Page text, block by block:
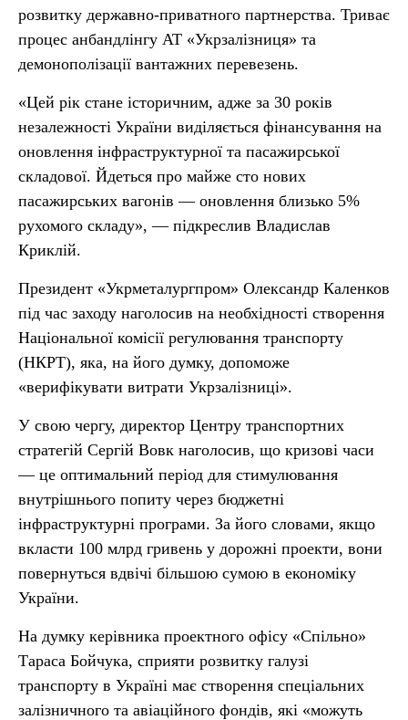
розвитку державно-приватного партнерства. Триває
процес анбандлінгу АТ «Укрзалізниця» та
демонополізації вантажних перевезень.
«Цей рік стане історичним, адже за 30 років
незалежності України виділяється фінансування на
оновлення інфраструктурної та пасажирської
складової. Йдеться про майже сто нових
пасажирських вагонів — оновлення близько 5%
рухомого складу», — підкреслив Владислав
Криклій.
Президент «Укрметалургпром» Олександр Каленков
під час заходу наголосив на необхідності створення
Національної комісії регулювання транспорту
(НКРТ), яка, на його думку, допоможе
«верифікувати витрати Укрзалізниці».
У свою чергу, директор Центру транспортних
стратегій Сергій Вовк наголосив, що кризові часи
— це оптимальний період для стимулювання
внутрішнього попиту через бюджетні
інфраструктурні програми. За його словами, якщо
вкласти 100 млрд гривень у дорожні проекти, вони
повернуться вдвічі більшою сумою в економіку
України.
На думку керівника проектного офісу «Спільно»
Тараса Бойчука, сприяти розвитку галузі
транспорту в Україні має створення спеціальних
залізничного та авіаційного фондів, які «можуть